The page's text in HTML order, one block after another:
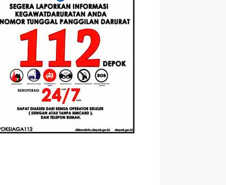
Augmented
Reality
Tahun Ajaran
2026-2027